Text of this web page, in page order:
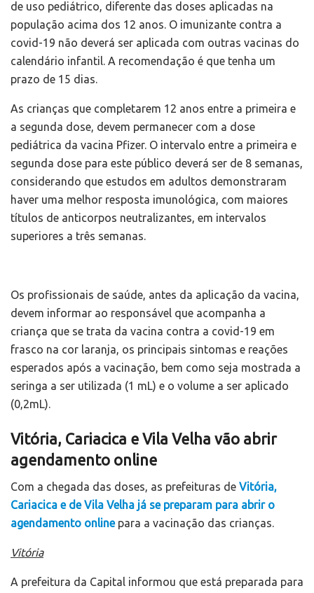
de uso pediátrico, diferente das doses aplicadas na
população acima dos 12 anos. O imunizante contra a
covid-19 não deverá ser aplicada com outras vacinas do
calendário infantil. A recomendação é que tenha um
prazo de 15 dias.
As crianças que completarem 12 anos entre a primeira e
a segunda dose, devem permanecer com a dose
pediátrica da vacina Pfizer. O intervalo entre a primeira e
segunda dose para este público deverá ser de 8 semanas,
considerando que estudos em adultos demonstraram
haver uma melhor resposta imunológica, com maiores
títulos de anticorpos neutralizantes, em intervalos
superiores a três semanas.
Os profissionais de saúde, antes da aplicação da vacina,
devem informar ao responsável que acompanha a
criança que se trata da vacina contra a covid-19 em
frasco na cor laranja, os principais sintomas e reações
esperados após a vacinação, bem como seja mostrada a
seringa a ser utilizada (1 mL) e o volume a ser aplicado
(0,2mL).
Vitória, Cariacica e Vila Velha vão abrir
agendamento online
Com a chegada das doses, as prefeituras de Vitória,
Cariacica e de Vila Velha já se preparam para abrir o
agendamento onlinepara a vacinação das crianças.
Vitória
A prefeitura da Capital informou que está preparada para